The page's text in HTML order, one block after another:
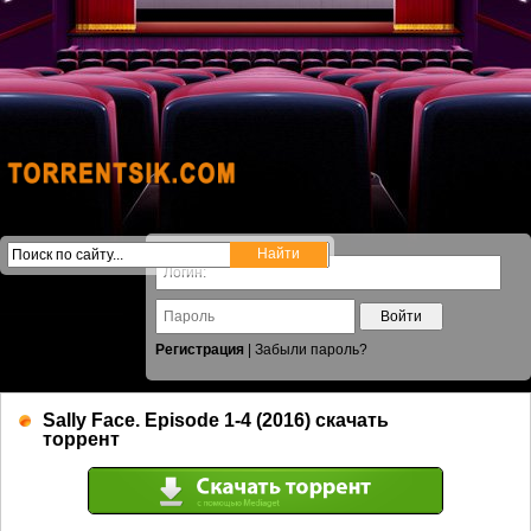
Войти
Регистрация
Забыли пароль?
Sally Face. Episode 1-4 (2016) скачать
торрент